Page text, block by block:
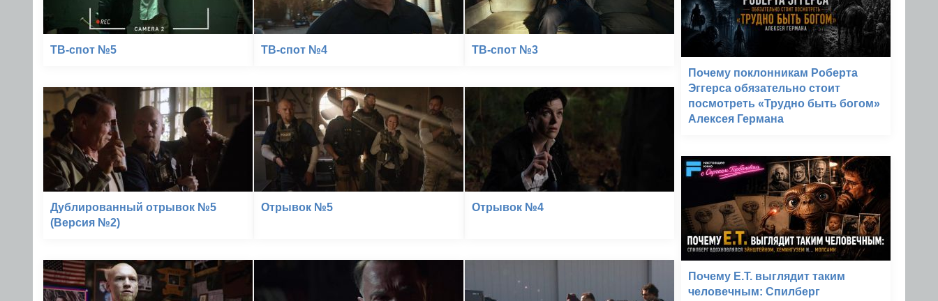
ТВ-спот №5 ТВ-спот №4 ТВ-спот №3
Дублированный отрывок №5
(Версия №2)
Отрывок №5 Отрывок №4
Почему поклонникам Роберта
Эггерса обязательно стоит
посмотреть «Трудно быть богом»
Алексея Германа
Почему E.T. выглядит таким
человечным: Спилберг